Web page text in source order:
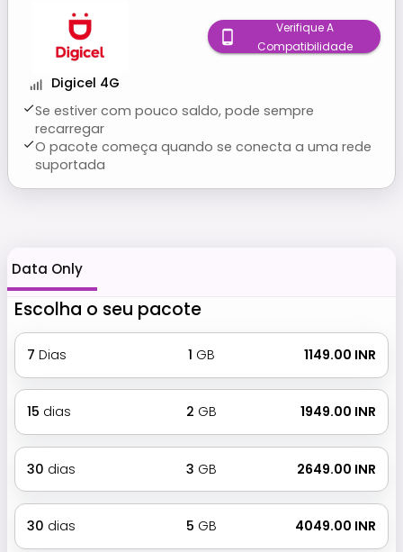
Digicel 4G
Se estiver com pouco saldo, pode sempre
recarregar
O pacote começa quando se conecta a uma rede
suportada
Verifique A
Compatibilidade
Data Only
Escolha o seu pacote
7 Dias 1 GB ₹ 1149.00 INR
15 dias 2 GB ₹ 1949.00 INR
30 dias 3 GB ₹ 2649.00 INR
30 dias 5 GB ₹ 4049.00 INR